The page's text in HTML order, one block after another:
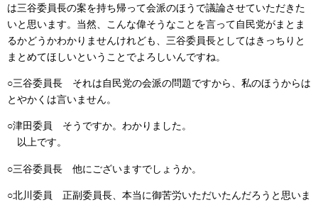
は三谷委員長の案を持ち帰って会派のほうで議論させていただきた
いと思います。当然、こんな偉そうなことを言って自民党がまとま
るかどうかわかりませんけれども、三谷委員長としてはきっちりと
まとめてほしいということでよろしいんですね。
○三谷委員長 それは自民党の会派の問題ですから、私のほうからは
とやかくは言いません。
○津田委員 そうですか。わかりました。
以上です。
○三谷委員長 他にございますでしょうか。
○北川委員 正副委員長、本当に御苦労いただいたんだろうと思いま